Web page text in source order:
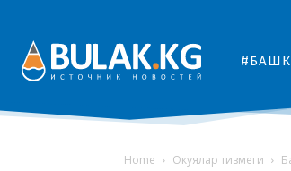
Home Окуялар тизмеги